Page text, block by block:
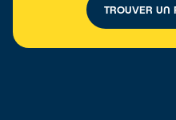
TROUVER UN